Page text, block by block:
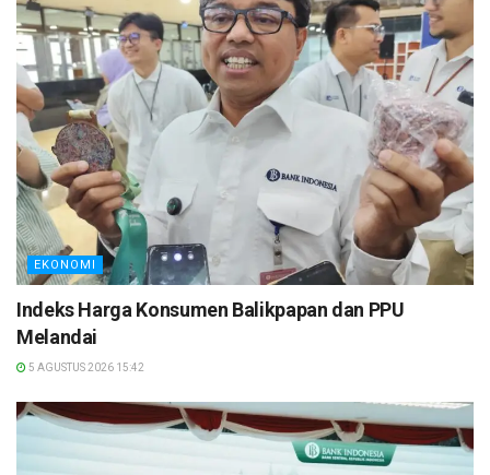
EKONOMI
Indeks Harga Konsumen Balikpapan dan PPU
Melandai
5 AGUSTUS 2026 15:42